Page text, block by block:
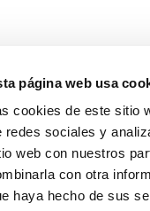
página web usa
cookies de este sitio
redes sociales y
web con nuestros
con otra
haya hecho de sus